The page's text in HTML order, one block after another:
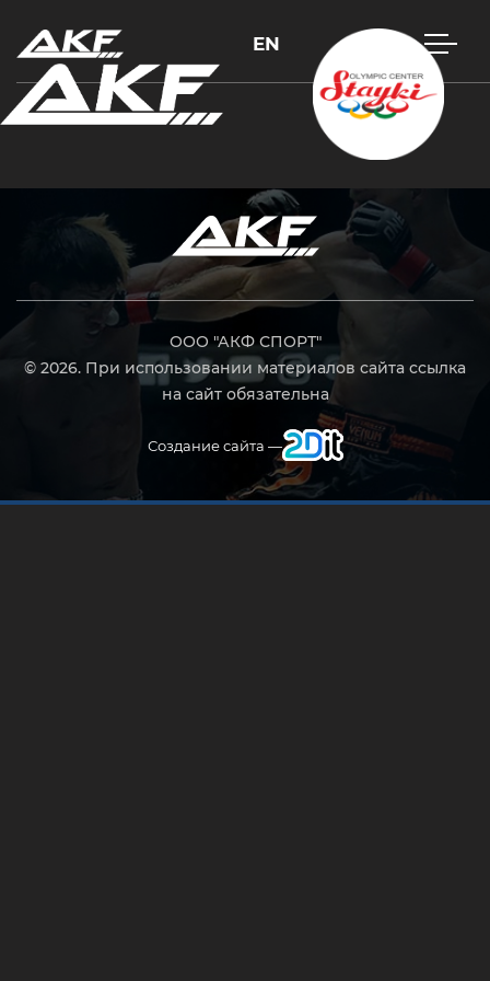
EN
ООО "АКФ СПОРТ"
© 2026. При использовании материалов сайта ссылка
на сайт обязательна
Создание сайта —
Нажмите Enter для поиска или Esc, чтобы закрыть